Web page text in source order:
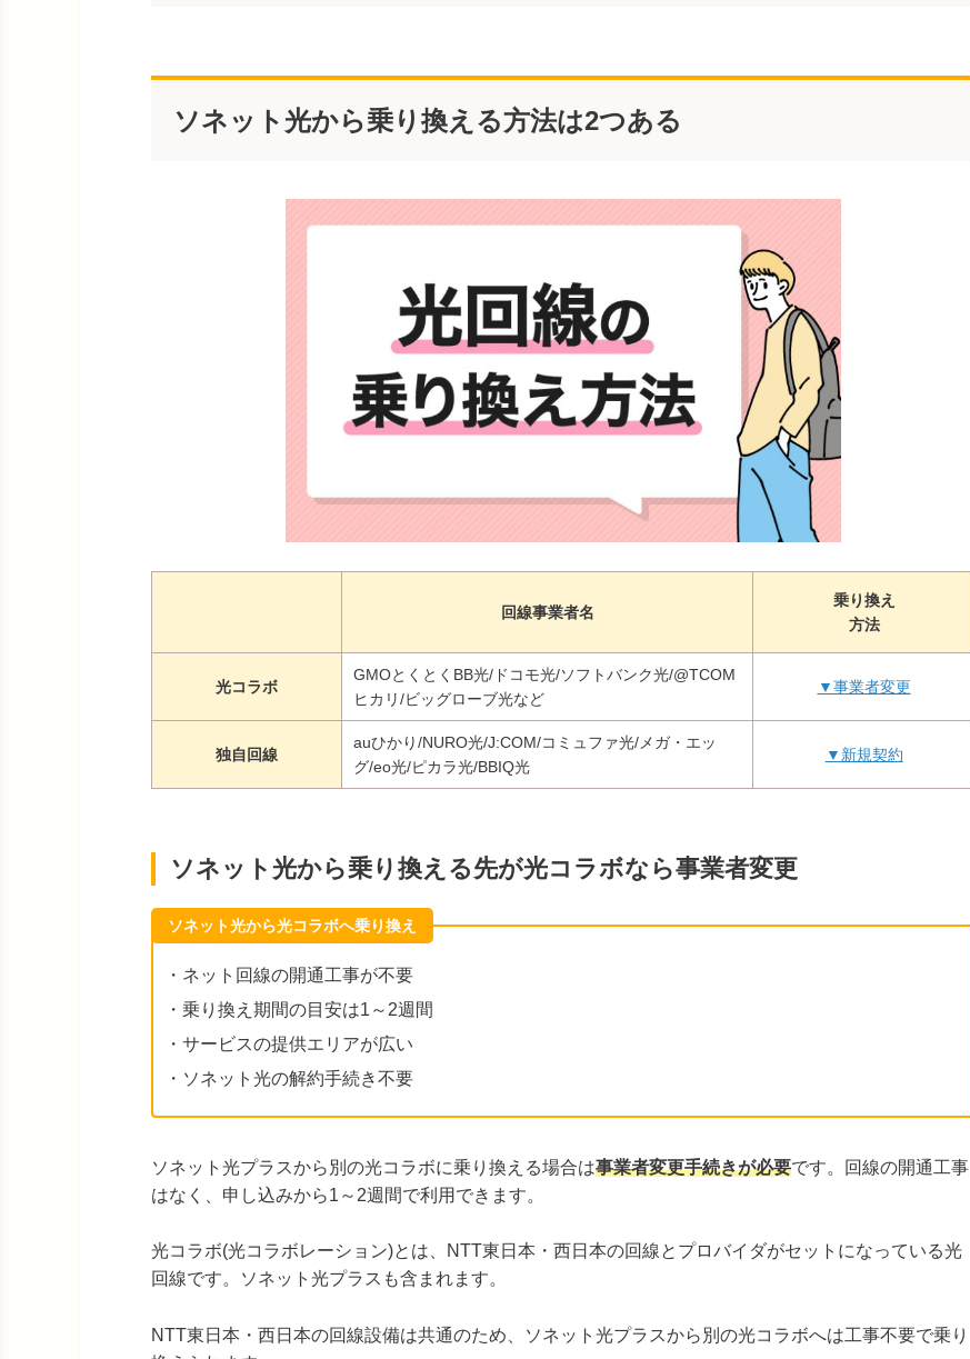
ソネット光から乗り換える方法は2つある
回線事業者名
乗り換え
方法
光コラボ
GMOとくとくBB光/ドコモ光/ソフトバンク光/@TCOM
ヒカリ/ビッグローブ光など
▼事業者変更
独自回線
auひかり/NURO光/J:COM/コミュファ光/メガ・エッ
グ/eo光/ピカラ光/BBIQ光
▼新規契約
ソネット光から乗り換える先が光コラボなら事業者変更
ソネット光から光コラボへ乗り換え
・ネット回線の開通工事が不要
・乗り換え期間の目安は1～2週間
・サービスの提供エリアが広い
・ソネット光の解約手続き不要
ソネット光プラスから別の光コラボに乗り換える場合は事業者変更手続きが必要です。回線の開通工事
はなく、申し込みから1～2週間で利用できます。
光コラボ(光コラボレーション)とは、NTT東日本・西日本の回線とプロバイダがセットになっている光
回線です。ソネット光プラスも含まれます。
NTT東日本・西日本の回線設備は共通のため、ソネット光プラスから別の光コラボへは工事不要で乗り